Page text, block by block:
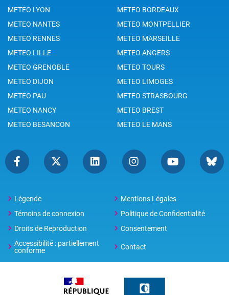
METEO LYON
METEO BORDEAUX
METEO NANTES
METEO MONTPELLIER
METEO RENNES
METEO MARSEILLE
METEO LILLE
METEO ANGERS
METEO GRENOBLE
METEO TOURS
METEO DIJON
METEO LIMOGES
METEO PAU
METEO STRASBOURG
METEO NANCY
METEO BREST
METEO BESANCON
METEO LE MANS
Légende
Mentions Légales
Témoins de connexion
Politique de Confidentialité
Droits de Reproduction
Consentement
Accessibilité : partiellement
conforme
Contact